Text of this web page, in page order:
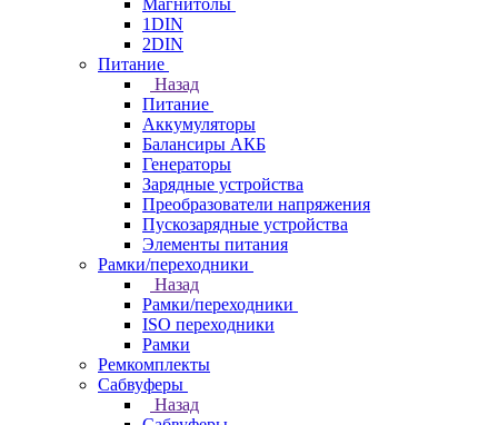
Магнитолы
1DIN
2DIN
Питание
Назад
Питание
Аккумуляторы
Балансиры АКБ
Генераторы
Зарядные устройства
Преобразователи напряжения
Пускозарядные устройства
Элементы питания
Рамки/переходники
Назад
Рамки/переходники
ISO переходники
Рамки
Ремкомплекты
Сабвуферы
Назад